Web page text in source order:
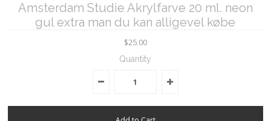
Amsterdam Studie Akrylfarve 20 ml. neon
gul extra man du kan alligevel købe
$25.00
Quantity